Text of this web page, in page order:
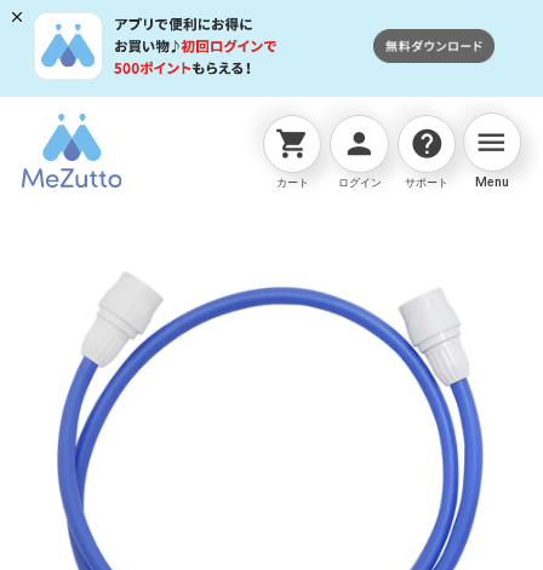
shopping_cart
カート
person
ログイン
help
サポート
menu
Menu
ネットストアTOP 交換用部品 ｵｰﾛﾗNANO用1.5mｾｯﾄ